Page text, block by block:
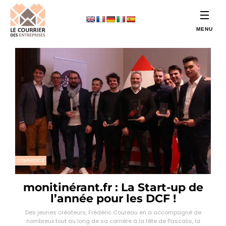
COMMERCE
monitinérant.fr : La Start-up de
l’année pour les DCF !
Des jeunes créateurs, Frédéric Coureau en a accompagné de
nombreux tout au long de sa carrière à la tête de Pascalis, la